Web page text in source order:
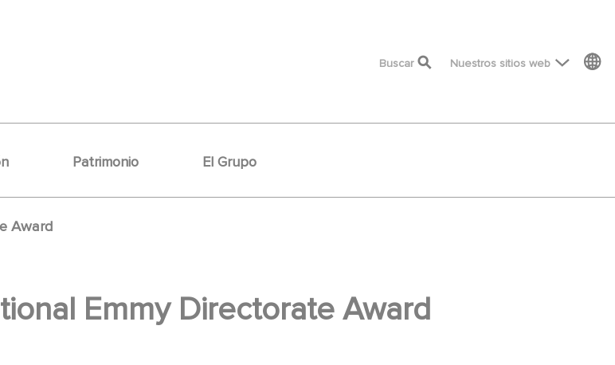
top menu
Buscar Nuestros sitios web
Patrimonio El Grupo
Award
Emmy Directorate Award